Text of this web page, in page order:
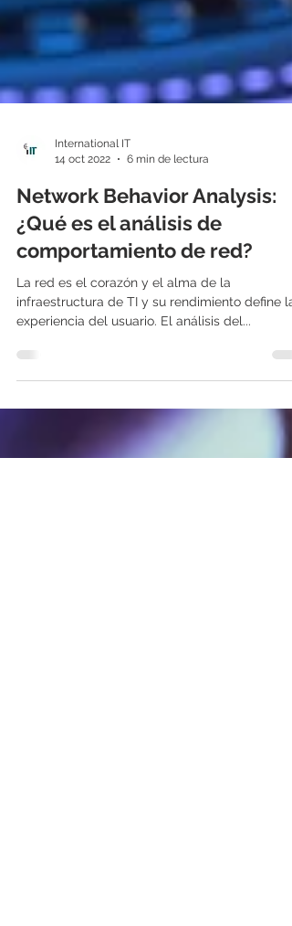
International IT
14 oct 2022
6 min de lectura
Network Behavior Analysis:
¿Qué es el análisis de
comportamiento de red?
La red es el corazón y el alma de la
experiencia del usuario. El análisis del...